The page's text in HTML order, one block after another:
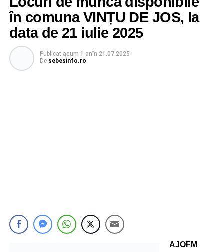
în comuna VINȚU DE JOS, la
data de 21 iulie 2025
Publicat acum 1 anîn 21.07.2025
De sebesinfo.ro
AJOFM